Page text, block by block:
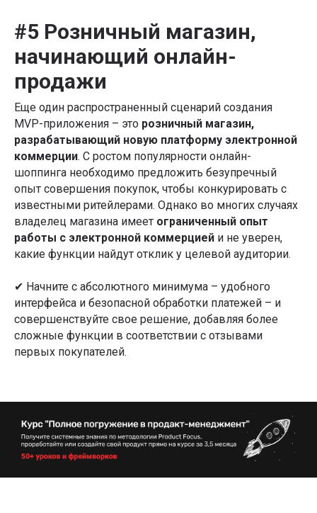
#5 Розничный магазин,
начинающий онлайн-
продажи
Еще один распространенный сценарий создания
MVP-приложения – это розничный магазин,
разрабатывающий новую платформу электронной
коммерции. С ростом популярности онлайн-
шоппинга необходимо предложить безупречный
опыт совершения покупок, чтобы конкурировать с
известными ритейлерами. Однако во многих случаях
владелец магазина имеет ограниченный опыт
работы с электронной коммерцией и не уверен,
какие функции найдут отклик у целевой аудитории.
✔ Начните с абсолютного минимума – удобного
интерфейса и безопасной обработки платежей – и
совершенствуйте свое решение, добавляя более
сложные функции в соответствии с отзывами
первых покупателей.